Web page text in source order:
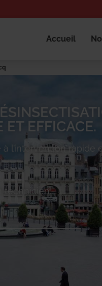
Accueil
EFFICACE.
à l’intervention rapide
technicien.